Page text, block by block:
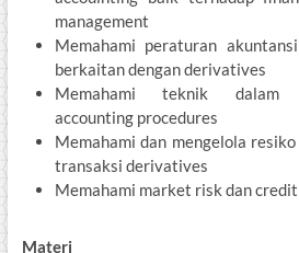
management
Memahami peraturan
berkaitan dengan derivatives
Memahami teknik dalam
accounting procedures
Memahami dan mengelola
transaksi derivatives
Memahami market risk dan
Materi